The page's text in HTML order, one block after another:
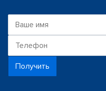
Получить